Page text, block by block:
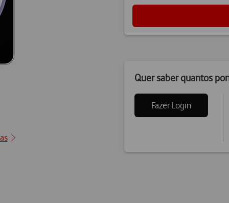
Quer saber quantos
Fazer Login